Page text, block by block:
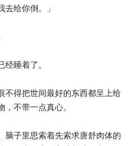
给你倒。」
睡着了。
得把世间最好的东西都呈上给
不带一点真心。
子里思索着先索求唐舒肉体的